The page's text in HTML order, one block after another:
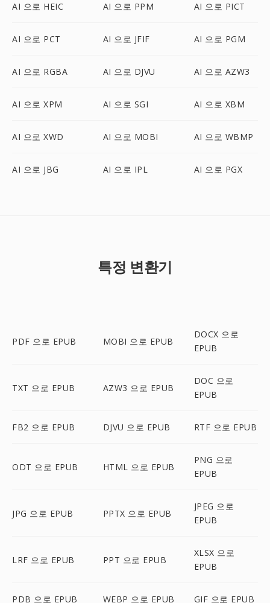
AI 으로 HEIC AI 으로 PPM AI 으로 PICT
AI 으로 PCT AI 으로 JFIF AI 으로 PGM
AI 으로 RGBA AI 으로 DJVU AI 으로 AZW3
AI 으로 XPM AI 으로 SGI AI 으로 XBM
AI 으로 XWD AI 으로 MOBI AI 으로 WBMP
AI 으로 JBG AI 으로 IPL AI 으로 PGX
특정 변환기
PDF 으로 EPUB MOBI 으로 EPUB
DOCX 으로
EPUB
TXT 으로 EPUB AZW3 으로 EPUB
DOC 으로
EPUB
FB2 으로 EPUB DJVU 으로 EPUB RTF 으로 EPUB
ODT 으로 EPUB HTML 으로 EPUB
PNG 으로
EPUB
JPG 으로 EPUB PPTX 으로 EPUB
JPEG 으로
EPUB
LRF 으로 EPUB PPT 으로 EPUB
XLSX 으로
EPUB
PDB 으로 EPUB WEBP 으로 EPUB GIF 으로 EPUB